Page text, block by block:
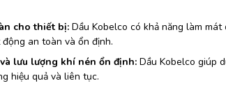
cho thiết bị: Dầu Kobelco có khả năng làm
an toàn và ổn định.
lưu lượng khí nén ổn định: Dầu Kobelco giúp
hiệu quả và liên tục.